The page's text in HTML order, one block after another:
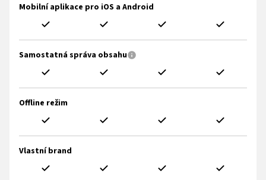
Mobilní aplikace pro iOS a Android
Samostatná správa obsahu
Offline režim
Vlastní brand